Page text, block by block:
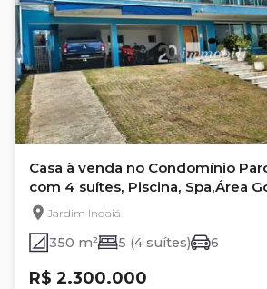
Casa à venda no Condomínio
com 4 suítes, Piscina, Spa,Área
suítes, escritório, área Gourmet,
Jardim Indaiá
350 m² 5 (4 suítes) 6
R$ 2.300.000